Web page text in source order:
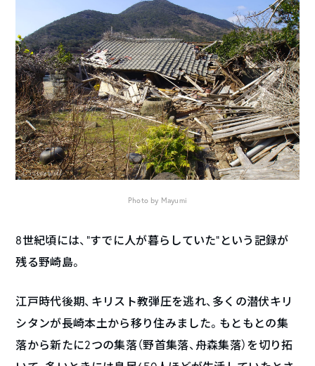
Photo by Mayumi
8世紀頃には、”すでに人が暮らしていた”という記録が
残る野崎島。
江戸時代後期、キリスト教弾圧を逃れ、多くの潜伏キリ
シタンが長崎本土から移り住みました。もともとの集
落から新たに2つの集落（野首集落、舟森集落）を切り拓